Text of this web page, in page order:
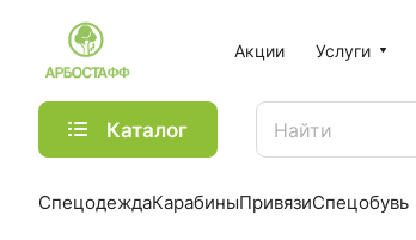
Акции Услуги
Каталог
СпецодеждаКарабиныПривязиСпецобувь